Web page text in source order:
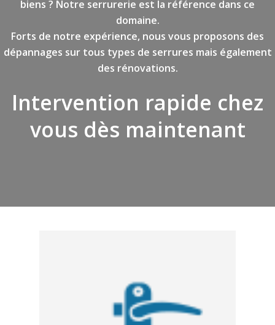
biens ? Notre serrurerie est la référence dans ce
domaine.
Forts de notre expérience, nous vous proposons des
dépannages sur tous types de serrures mais également
des rénovations.
Intervention rapide chez
vous dès maintenant